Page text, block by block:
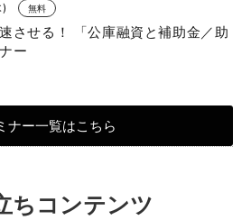
無料
させる！ 「公庫融資と補助金／助
ー
ナー一覧はこちら
ちコンテンツ